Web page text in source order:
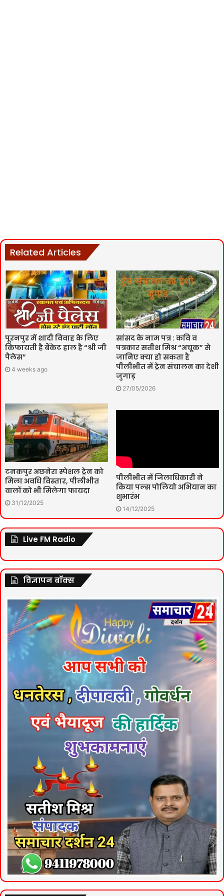
Related Articles
पूरनपुर में शादी विवाह के लिए
किफायती है बैंकेट हाल है “श्री जी
पैलेस”
4 weeks ago
सांसद के नाम पत्र : कवि व
पत्रकार सतीश मिश्र “अचूक” से
जानिए क्या हो सकता है
पीलीभीत में ट्रेन संचालन का देशी
जुगाड़
27/05/2026
टनकपुर अछनेरा स्पेशल ट्रेन को
मिला अवधि विस्तार, पीलीभीत
वालों को भी मिलेगा फायदा
31/12/2025
पीलीभीत में जिलाधिकारी ने
किया पल्स पोलियो अभियान का
शुभारंभ
14/12/2025
Live FM Radio
विज्ञापन बॉक्स